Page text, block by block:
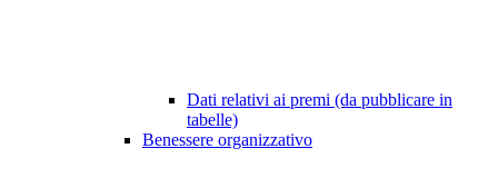
Dati relativi ai premi (da pubblicare in
tabelle)
Benessere organizzativo